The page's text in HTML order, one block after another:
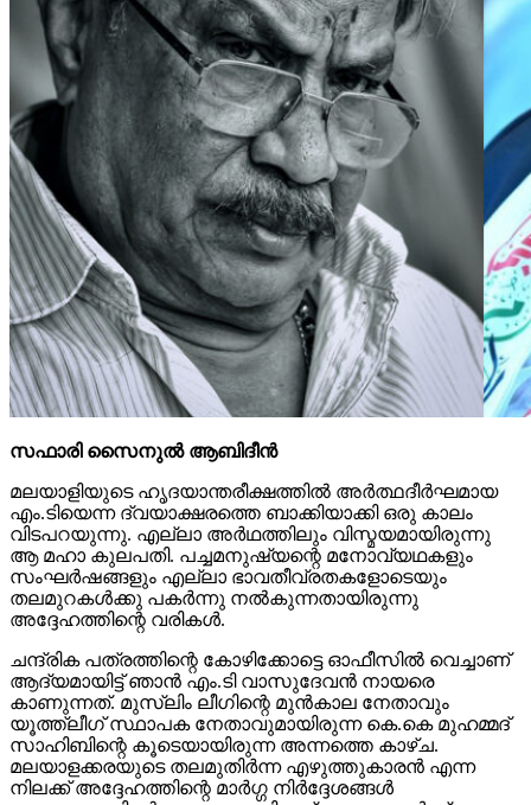
സഫാരി സൈനുല്‍ ആബിദീന്‍
മലയാളിയുടെ ഹൃദയാന്തരീക്ഷത്തില്‍ അര്‍ത്ഥദീര്‍ഘമായ
എം.ടിയെന്ന ദ്വയാക്ഷരത്തെ ബാക്കിയാക്കി ഒരു കാലം
വിടപറയുന്നു. എല്ലാ അര്‍ഥത്തിലും വിസ്മയമായിരുന്നു
ആ മഹാ കുലപതി. പച്ചമനുഷ്യന്റെ മനോവ്യഥകളും
സംഘര്‍ഷങ്ങളും എല്ലാ ഭാവതീവ്രതകളോടെയും
തലമുറകള്‍ക്കു പകര്‍ന്നു നല്‍കുന്നതായിരുന്നു
അദ്ദേഹത്തിന്റെ വരികള്‍.
ചന്ദ്രിക പത്രത്തിന്റെ കോഴിക്കോട്ടെ ഓഫീസില്‍ വെച്ചാണ്
ആദ്യമായിട്ട് ഞാന്‍ എം.ടി വാസുദേവന്‍ നായരെ
കാണുന്നത്. മുസ്ലിം ലീഗിന്റെ മുന്‍കാല നേതാവും
യൂത്ത്ലീഗ് സ്ഥാപക നേതാവുമായിരുന്ന കെ.കെ മുഹമ്മദ്
സാഹിബിന്റെ കൂടെയായിരുന്ന അന്നത്തെ കാഴ്ച.
മലയാളക്കരയുടെ തലമുതിര്‍ന്ന എഴുത്തുകാരന്‍ എന്ന
നിലക്ക് അദ്ദേഹത്തിന്റെ മാര്‍ഗ്ഗ നിര്‍ദ്ദേശങ്ങള്‍